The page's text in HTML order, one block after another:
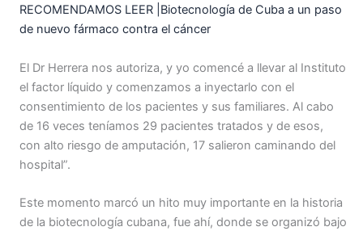
RECOMENDAMOS LEER |Biotecnología de Cuba a un paso
de nuevo fármaco contra el cáncer
El Dr Herrera nos autoriza, y yo comencé a llevar al Instituto
el factor líquido y comenzamos a inyectarlo con el
consentimiento de los pacientes y sus familiares. Al cabo
de 16 veces teníamos 29 pacientes tratados y de esos,
con alto riesgo de amputación, 17 salieron caminando del
hospital”.
Este momento marcó un hito muy importante en la historia
de la biotecnología cubana, fue ahí, donde se organizó bajo